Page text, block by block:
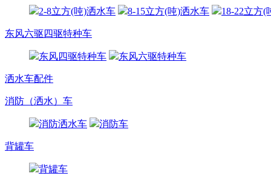
2-8立方(吨)洒水车 8-15立方(吨)洒水车 18-22立方(
东风六驱四驱特种车
东风四驱特种车 东风六驱特种车
洒水车配件
消防（洒水）车
消防洒水车 消防车
背罐车
背罐车